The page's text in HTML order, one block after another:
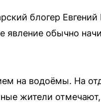
блогер
явление обычно
на водоёмы. На
жители отмечают,